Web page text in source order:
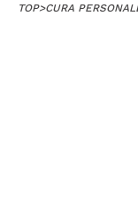
TOP>CURA